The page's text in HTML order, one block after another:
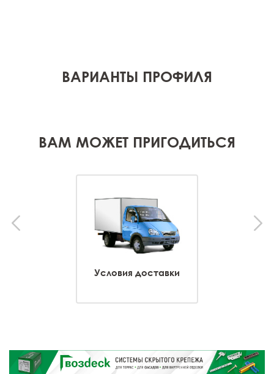
ВАРИАНТЫ ПРОФИЛЯ
ВАМ МОЖЕТ ПРИГОДИТЬСЯ
Условия доставки